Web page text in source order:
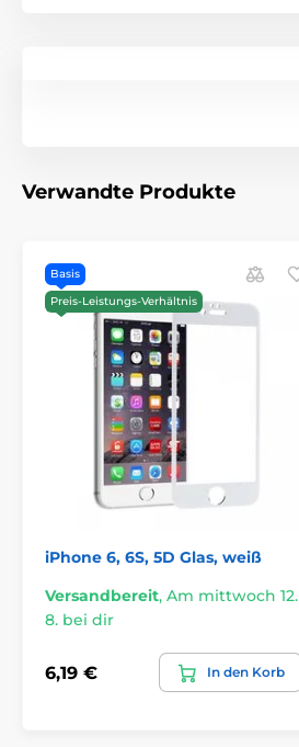
Verwandte Produkte
Basis
Preis-Leistungs-Verhältnis
iPhone 6, 6S, 5D Glas, weiß
Versandbereit, Am mittwoch 12.
8. bei dir
6,19 € In den Korb